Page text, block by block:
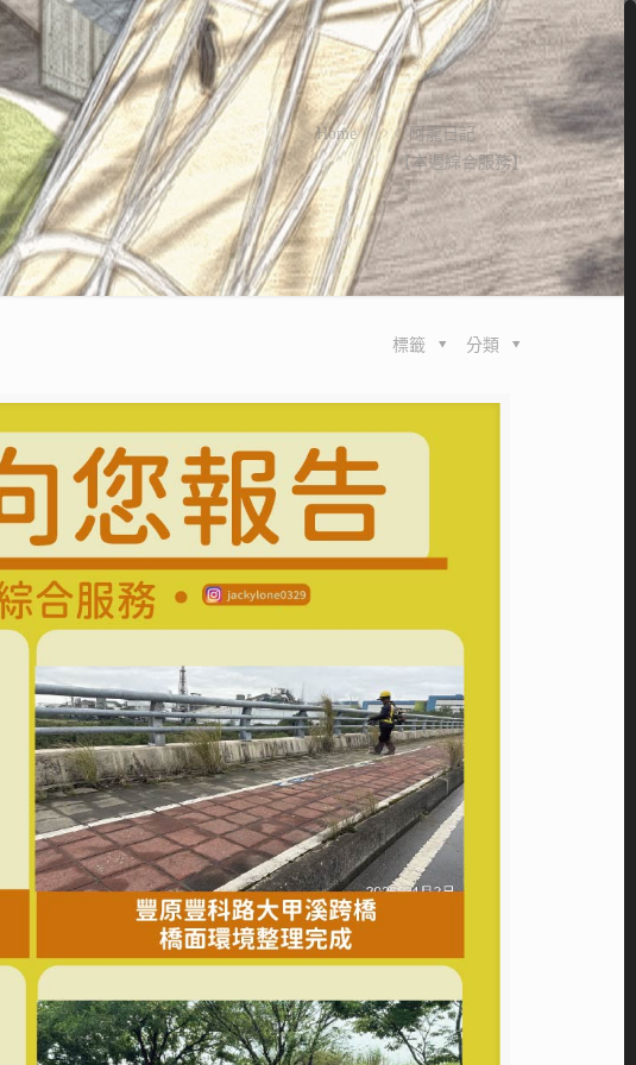
Home
阿龍日記
【本週綜合服務】
分類
標籤